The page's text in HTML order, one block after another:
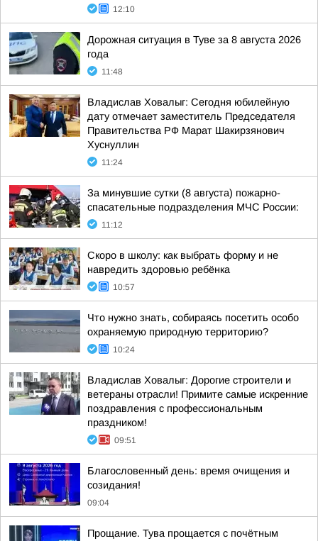
12:10
Дорожная ситуация в Туве за 8 августа 2026
года
11:48
Владислав Ховалыг: Сегодня юбилейную
дату отмечает заместитель Председателя
Правительства РФ Марат Шакирзянович
Хуснуллин
11:24
За минувшие сутки (8 августа) пожарно-
спасательные подразделения МЧС России:
11:12
Скоро в школу: как выбрать форму и не
навредить здоровью ребёнка
10:57
Что нужно знать, собираясь посетить особо
охраняемую природную территорию?
10:24
Владислав Ховалыг: Дорогие строители и
ветераны отрасли! Примите самые искренние
поздравления с профессиональным
праздником!
09:51
Благословенный день: время очищения и
созидания!
09:04
Прощание. Тува прощается с почётным